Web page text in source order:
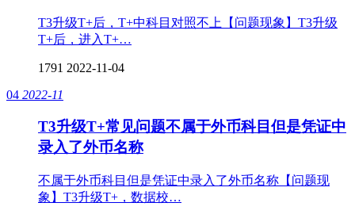
T3升级T+后，T+中科目对照不上【问题现象】T3升级
T+后，进入T+…
1791 2022-11-04
04 2022-11
T3升级T+常见问题不属于外币科目但是凭证中
录入了外币名称
不属于外币科目但是凭证中录入了外币名称【问题现
象】T3升级T+，数据校…